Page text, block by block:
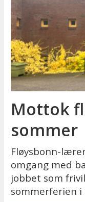
Mottok
sommer
Fløysbonn-
omgang med
jobbet som
sommerferien i